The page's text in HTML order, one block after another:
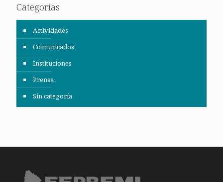
Categorías
Actividades
Comunicados
Instituciones
Prensa
Sin categoría